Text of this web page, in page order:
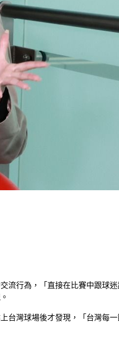
流行為，「直接在比賽中跟球
台灣球場後才發現，「台灣每一